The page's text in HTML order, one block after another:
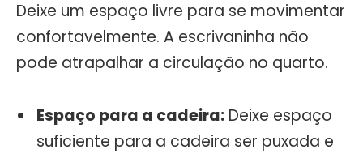
Deixe um espaço livre para se movimentar
confortavelmente. A escrivaninha não
pode atrapalhar a circulação no quarto.
Espaço para a cadeira: Deixe espaço
suficiente para a cadeira ser puxada e